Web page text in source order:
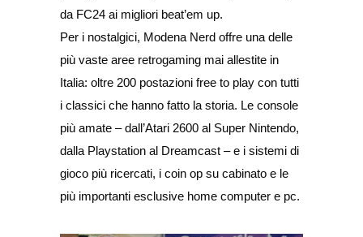
da FC24 ai migliori beat’em up.
Per i nostalgici, Modena Nerd offre una delle
più vaste aree retrogaming mai allestite in
Italia: oltre 200 postazioni free to play con tutti
i classici che hanno fatto la storia. Le console
più amate – dall’Atari 2600 al Super Nintendo,
dalla Playstation al Dreamcast – e i sistemi di
gioco più ricercati, i coin op su cabinato e le
più importanti esclusive home computer e pc.